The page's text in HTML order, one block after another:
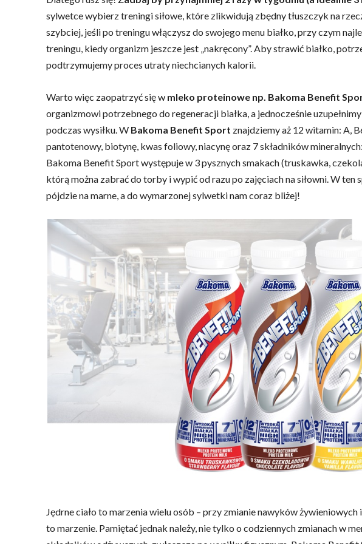
sylwetce wybierz treningi siłowe, które zlikwidują zbędny tłuszczyk na
szybciej, jeśli po treningu włączysz do swojego menu białko, przy czym
treningu, kiedy organizm jeszcze jest „nakręcony”. Aby strawić białko,
podtrzymujemy proces utraty niechcianych kalorii.
Warto więc zaopatrzyć się w mleko proteinowe np. Bakoma Benefit
organizmowi potrzebnego do regeneracji białka, a jednocześnie
podczas wysiłku. W Bakoma Benefit Sport znajdziemy aż 12 witamin: A,
pantotenowy, biotynę, kwas foliowy, niacynę oraz 7 składników
Bakoma Benefit Sport występuje w 3 pysznych smakach (truskawka,
którą można zabrać do torby i wypić od razu po zajęciach na siłowni. W ten
pójdzie na marne, a do wymarzonej sylwetki nam coraz bliżej!
Jędrne ciało to marzenia wielu osób – przy zmianie nawyków żywieniowych
to marzenie. Pamiętać jednak należy, nie tylko o codziennych zmianach w